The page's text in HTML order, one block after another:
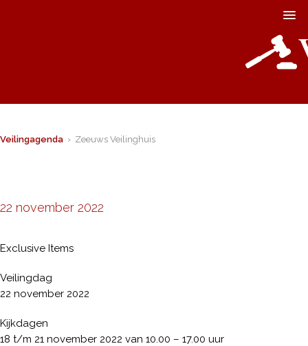
Veilingagenda › Zeeuws Veilinghuis
22 november 2022
Exclusive Items
Veilingdag
22 november 2022
Kijkdagen
18 t/m 21 november 2022 van 10.00 – 17.00 uur